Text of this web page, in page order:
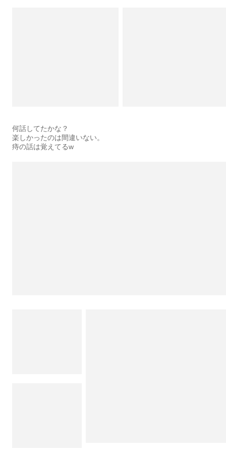
何話してたかな？
楽しかったのは間違いない。
痔の話は覚えてるw